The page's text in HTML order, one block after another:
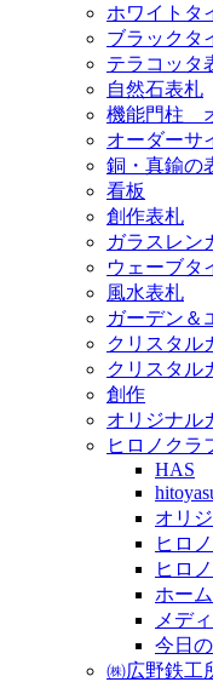
ホワイトタ
ブラックタ
テラコッタ
自然石表札
機能門柱
オーダーサ
銅・真鍮の
看板
創作表札
ガラスレン
ウェーブタ
風水表札
ガーデン＆
クリスタル
クリスタル
創作
オリジナル
ヒロノクラ
HAS
オリ
ヒロ
ヒロ
ホー
メデ
今日
㈱広野鉄工